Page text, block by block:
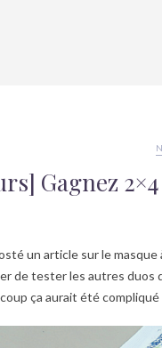
Gagnez
un article sur le masque
de tester les autres duos
ça aurait été